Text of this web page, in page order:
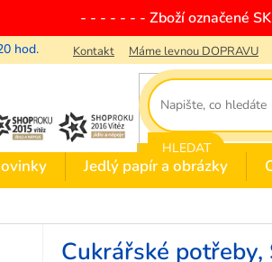
- - - - - - - Zboží označené
Kontakt Máme levnou DOPRAVU
HLEDAT
Jedlý papír a obrázky
Cukrářské potřeby,